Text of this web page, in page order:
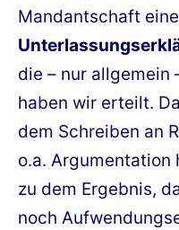
Mandantschaft eine
die – nur allgemein
haben wir erteilt.
dem Schreiben an
o.a. Argumentation
zu dem Ergebnis,
noch